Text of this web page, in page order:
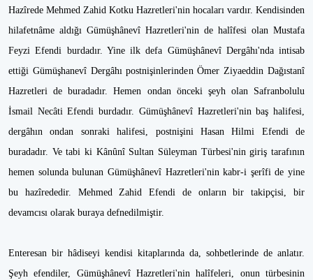
Hazîrede Mehmed Zahid Kotku Hazretleri'nin hocaları vardır. Kendisinden
hilafetnâme aldığı Gümüşhânevî Hazretleri'nin de halîfesi olan Mustafa
Feyzi Efendi burdadır. Yine ilk defa Gümüşhânevî Dergâhı'nda intisab
ettiği Gümüşhanevî Dergâhı postnişinlerinden Ömer Ziyaeddin Dağıstanî
Hazretleri de buradadır. Hemen ondan önceki şeyh olan Safranbolulu
İsmail Necâti Efendi burdadır. Gümüşhânevî Hazretleri'nin baş halifesi,
dergâhın ondan sonraki halifesi, postnişini Hasan Hilmi Efendi de
buradadır. Ve tabi ki Kânûnî Sultan Süleyman Türbesi'nin giriş tarafının
hemen solunda bulunan Gümüşhânevî Hazretleri'nin kabr-i şerîfi de yine
bu hazîrededir. Mehmed Zahid Efendi de onların bir takipçisi, bir
devamcısı olarak buraya defnedilmiştir.
Enteresan bir hâdiseyi kendisi kitaplarında da, sohbetlerinde de anlatır.
Şeyh efendiler, Gümüşhânevî Hazretleri'nin halîfeleri, onun türbesinin